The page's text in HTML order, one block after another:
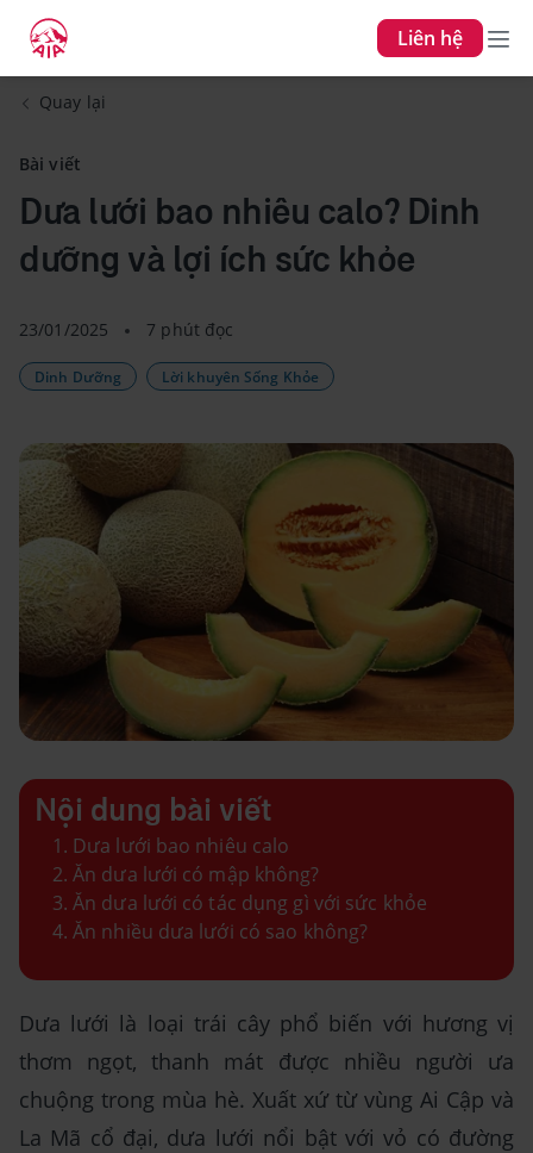
Liên hệ
Quay lại
Bài viết
Dưa lưới bao nhiêu calo? Dinh
dưỡng và lợi ích sức khỏe
23/01/2025 7 phút đọc
Dinh Dưỡng Lời khuyên Sống Khỏe
Nội dung bài viết
Dưa lưới bao nhiêu calo
Ăn dưa lưới có mập không?
Ăn dưa lưới có tác dụng gì với sức khỏe
Ăn nhiều dưa lưới có sao không?
Dưa lưới là loại trái cây phổ biến với hương vị
thơm ngọt, thanh mát được nhiều người ưa
chuộng trong mùa hè. Xuất xứ từ vùng Ai Cập và
La Mã cổ đại, dưa lưới nổi bật với vỏ có đường